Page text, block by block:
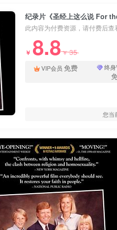
纪录片《圣经上这么说 For
此内容为付费资源，请付费后查
￥ 8.8￥35
VIP会员 免费 终
您当